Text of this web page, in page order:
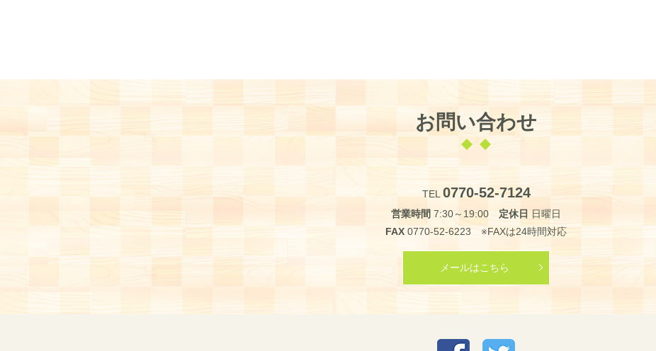
お問い合わせ
TEL 0770-52-7124
営業時間 7:30～19:00 定休日 日曜日
FAX 0770-52-6223 ※FAXは24時間対応
メールはこちら